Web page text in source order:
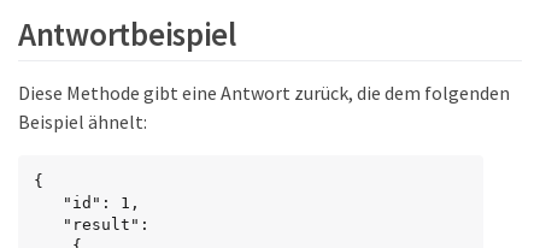
Antwortbeispiel
Diese Methode gibt eine Antwort zurück, die dem folgenden
Beispiel ähnelt:
{